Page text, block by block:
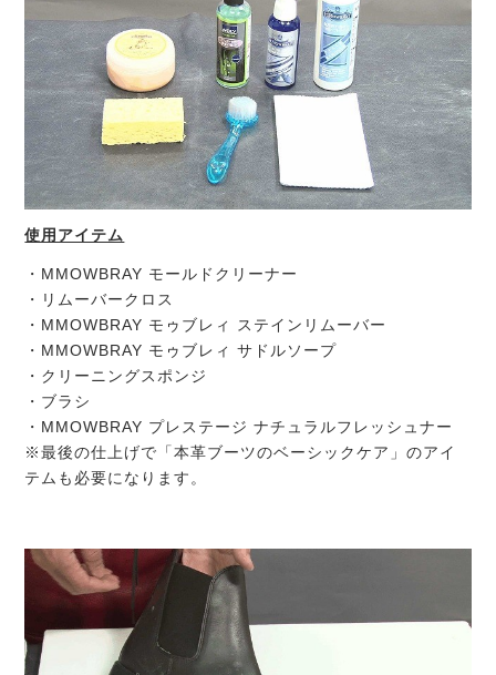
使用アイテム
・MMOWBRAY モールドクリーナー
・リムーバークロス
・MMOWBRAY モゥブレィ ステインリムーバー
・MMOWBRAY モゥブレィ サドルソープ
・クリーニングスポンジ
・ブラシ
・MMOWBRAY プレステージ ナチュラルフレッシュナー
※最後の仕上げで「本革ブーツのベーシックケア」のアイ
テムも必要になります。